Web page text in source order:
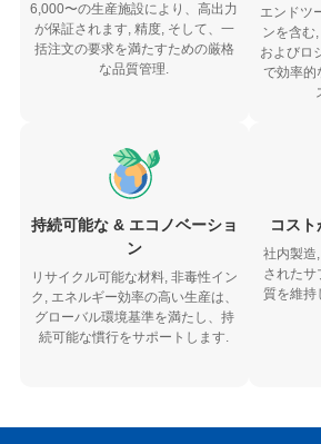
6,000〜の生産施設により、高出力
が保証されます, 精度, そして、一
括注文の要求を満たすための厳格
な品質管理.
エンドツ
ンを含む
およびロ
で効率的
持続可能な & エコノベーショ
ン
リサイクル可能な材料, 非毒性イン
ク, エネルギー効率の高い生産は、
グローバル環境基準を満たし、持
続可能な慣行をサポートします.
コス
社内製造
されたサ
質を維持